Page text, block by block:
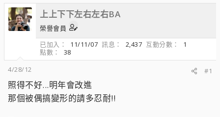
起
人
期
上上下下左右左右BA
榮譽會員
已加入
11/11/07 訊息 2,437 互動分數
1
點數
38
4/28/12
#1
照得不好...明年會改進
那個被偶搞變形的請多忍耐!!